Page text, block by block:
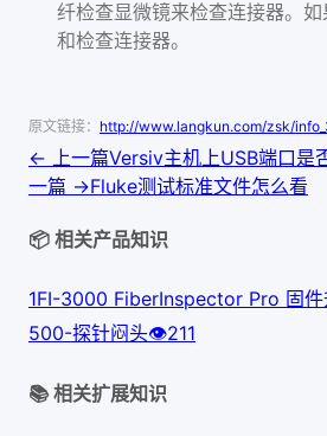
纤检查显微镜来检查连接器。
和检查连接器。
原文链接： http://www.langkun.com/zsk/
← 上一篇Versiv主机上USB端口是
一篇 →Fluke测试标准文件怎么看
📦 相关产品知识
1FI-3000 FiberInspector Pro 固件
500-探针闷头👁211
📚 相关扩展知识